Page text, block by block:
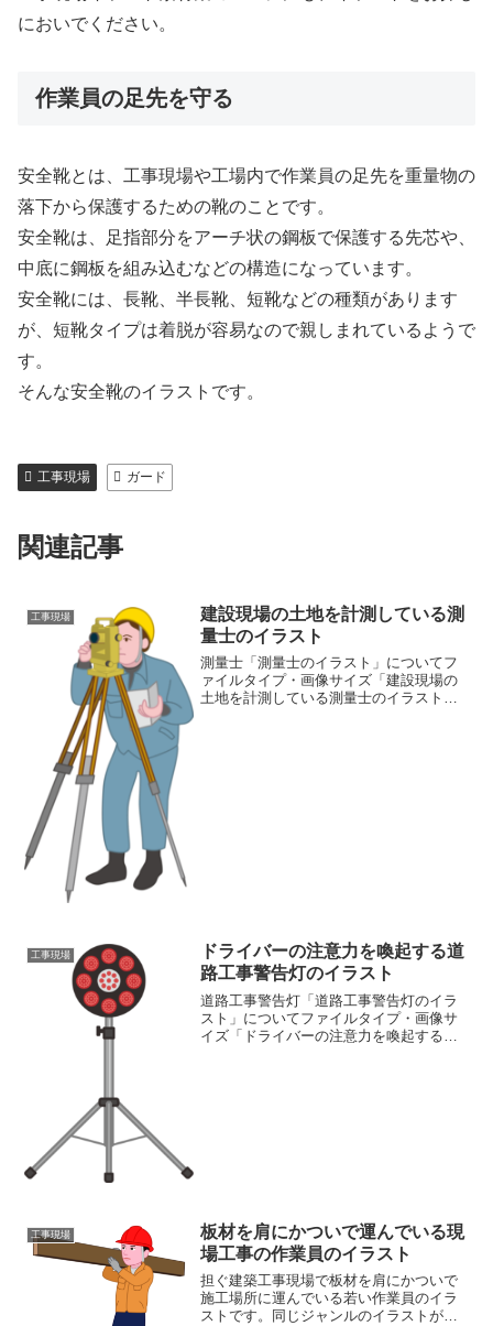
においでください。
作業員の足先を守る
安全靴とは、工事現場や工場内で作業員の足先を重量物の
落下から保護するための靴のことです。
安全靴は、足指部分をアーチ状の鋼板で保護する先芯や、
中底に鋼板を組み込むなどの構造になっています。
安全靴には、長靴、半長靴、短靴などの種類があります
が、短靴タイプは着脱が容易なので親しまれているようで
す。
そんな安全靴のイラストです。
工事現場 ガード
関連記事
工事現場
建設現場の土地を計測している測
量士のイラスト
測量士「測量士のイラスト」についてフ
ァイルタイプ・画像サイズ「建設現場の
土地を計測している測量士のイラスト」
工事現場
ドライバーの注意力を喚起する道
路工事警告灯のイラスト
道路工事警告灯「道路工事警告灯のイラ
スト」についてファイルタイプ・画像サ
イズ「ドライバーの注意力を喚起する道
工事現場
板材を肩にかついで運んでいる現
場工事の作業員のイラスト
担ぐ建築工事現場で板材を肩にかついで
施工場所に運んでいる若い作業員のイラ
ストです。同じジャンルのイラストがあ